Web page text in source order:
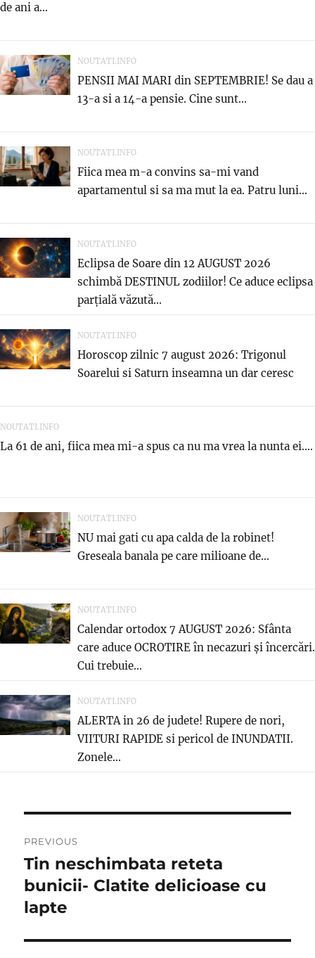
de ani a...
NOUTATI.INFO
PENSII MAI MARI din SEPTEMBRIE! Se dau a
13-a si a 14-a pensie. Cine sunt...
NOUTATI.INFO
Fiica mea m-a convins sa-mi vand
apartamentul si sa ma mut la ea. Patru luni...
NOUTATI.INFO
Eclipsa de Soare din 12 AUGUST 2026
schimbă DESTINUL zodiilor! Ce aduce eclipsa
parțială văzută...
NOUTATI.INFO
Horoscop zilnic 7 august 2026: Trigonul
Soarelui si Saturn inseamna un dar ceresc
NOUTATI.INFO
La 61 de ani, fiica mea mi-a spus ca nu ma vrea la nunta ei....
NOUTATI.INFO
NU mai gati cu apa calda de la robinet!
Greseala banala pe care milioane de...
NOUTATI.INFO
Calendar ortodox 7 AUGUST 2026: Sfânta
care aduce OCROTIRE în necazuri și încercări.
Cui trebuie...
NOUTATI.INFO
ALERTA in 26 de judete! Rupere de nori,
VIITURI RAPIDE si pericol de INUNDATII.
Zonele...
navigation
PREVIOUS
Previous
post:
Tin neschimbata reteta
bunicii- Clatite delicioase cu
lapte